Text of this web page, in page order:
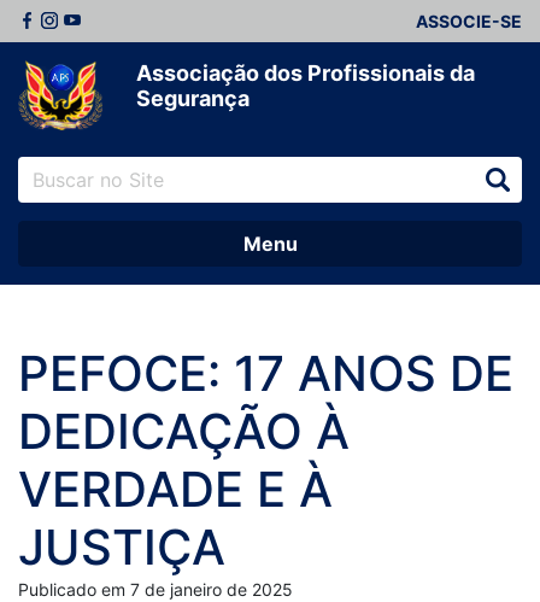
ASSOCIE-SE
Associação dos Profissionais da
Segurança
Menu
PEFOCE: 17 ANOS DE
DEDICAÇÃO À
VERDADE E À
JUSTIÇA
Publicado em 7 de janeiro de 2025